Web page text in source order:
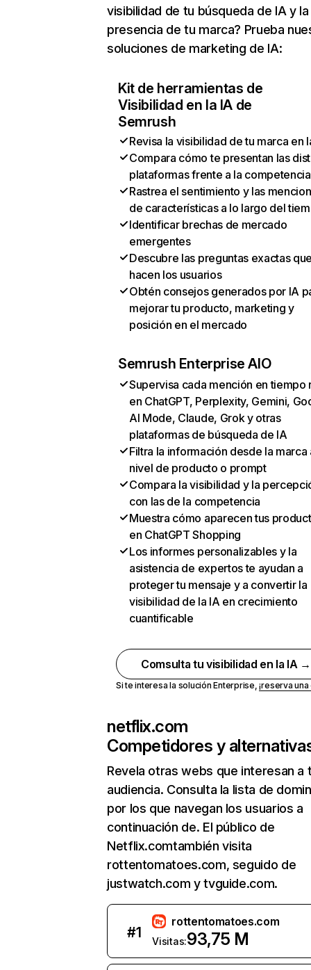
visibilidad de tu búsqueda de IA y la
presencia de tu marca? Prueba
soluciones de marketing de IA:
Kit de herramientas de
Visibilidad en la IA de
Semrush
Revisa la visibilidad de tu marca en
Compara cómo te presentan las
plataformas frente a la competencia
Rastrea el sentimiento y las
de características a lo largo del
Identificar brechas de mercado
emergentes
Descubre las preguntas exactas
hacen los usuarios
Obtén consejos generados por IA
mejorar tu producto, marketing y
posición en el mercado
Semrush Enterprise AIO
Supervisa cada mención en tiempo
en ChatGPT, Perplexity, Gemini,
AI Mode, Claude, Grok y otras
plataformas de búsqueda de IA
Filtra la información desde la marca
nivel de producto o prompt
Compara la visibilidad y la
con las de la competencia
Muestra cómo aparecen tus
en ChatGPT Shopping
Los informes personalizables y la
asistencia de expertos te ayudan a
proteger tu mensaje y a convertir la
visibilidad de la IA en crecimiento
cuantificable
Comsulta tu visibilidad en la IA →
Si te interesa la solución Enterprise,¡reserva
netflix.com
Competidores y
Revela otras webs que interesan a
audiencia. Consulta la lista de
por los que navegan los usuarios a
continuación de. El público de
Netflix.comtambién visita
rottentomatoes.com, seguido de
justwatch.com y tvguide.com.
#1
rottentomatoes.com
Visitas:93,75 M